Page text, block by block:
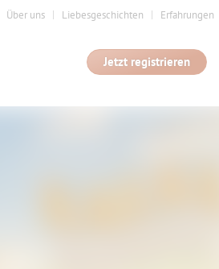
Über uns Liebesgeschichten Erfahrungen
Jetzt registrieren